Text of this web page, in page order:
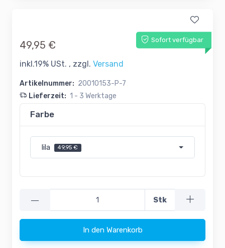
Sofort verfügbar
49,95 €
inkl.19% USt. , zzgl. Versand
Artikelnummer: 20010153-P-7
Lieferzeit: 1 - 3 Werktage
Farbe
lila 49,95 €
— Stk
In den Warenkorb